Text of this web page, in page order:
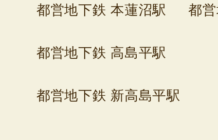
都営地下鉄 本蓮沼駅 都
都営地下鉄 高島平駅
都営地下鉄 新高島平駅